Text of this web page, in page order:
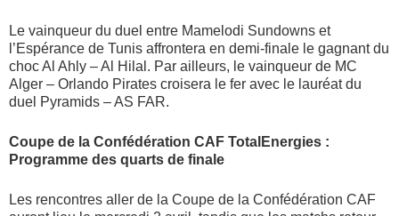
Le vainqueur du duel entre Mamelodi Sundowns et
l’Espérance de Tunis affrontera en demi-finale le gagnant du
choc Al Ahly – Al Hilal. Par ailleurs, le vainqueur de MC
Alger – Orlando Pirates croisera le fer avec le lauréat du
duel Pyramids – AS FAR.
Coupe de la Confédération CAF TotalEnergies :
Programme des quarts de finale
Les rencontres aller de la Coupe de la Confédération CAF